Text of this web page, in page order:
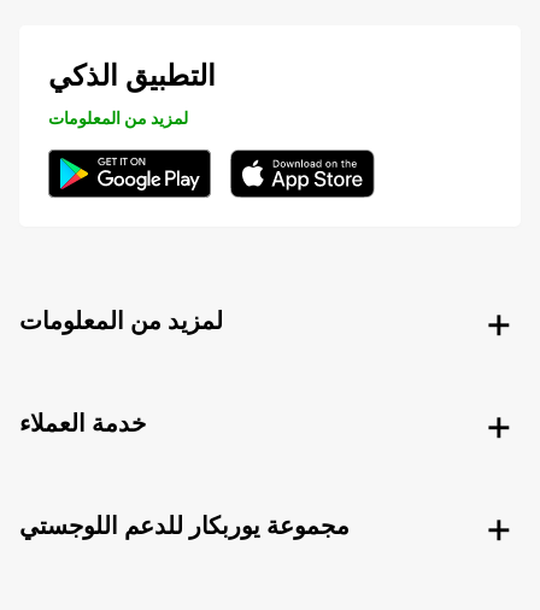
التطبيق الذكي
لمزيد من المعلومات
لمزيد من المعلومات
خدمة العملاء
مجموعة يوربكار للدعم اللوجستي